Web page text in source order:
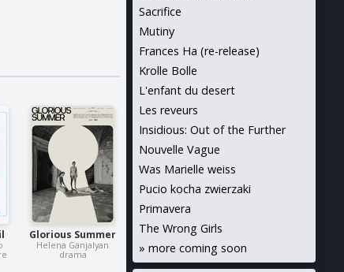
Glorious Summer
Helena Ganjalyan
drama
Sacrifice
Mutiny
Frances Ha (re-release)
Krolle Bolle
L'enfant du desert
Les reveurs
Insidious: Out of the Further
Nouvelle Vague
Was Marielle weiss
Pucio kocha zwierzaki
Primavera
The Wrong Girls
» more coming soon